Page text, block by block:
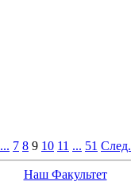
... 7 8 9 10 11 ... 51 След.
Наш Факультет